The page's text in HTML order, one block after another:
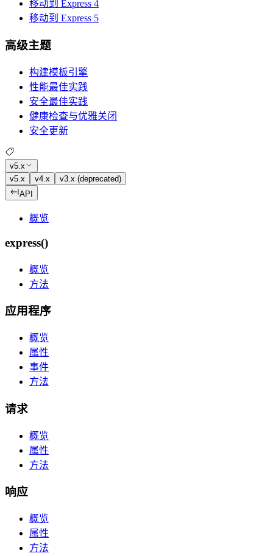
移动到 Express 4
移动到 Express 5
高级主题
构建模板引擎
性能最佳实践
安全最佳实践
健康检查与优雅关闭
安全更新
v5.x
v5.x
v4.x
v3.x (deprecated)
API
概览
express()
概览
方法
应用程序
概览
属性
事件
方法
请求
概览
属性
方法
响应
概览
属性
方法